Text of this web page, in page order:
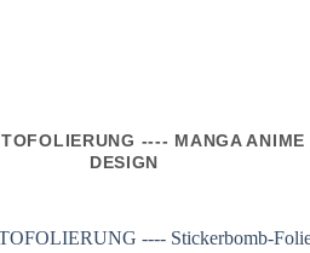
---- MANGA ANIME
DESIGN